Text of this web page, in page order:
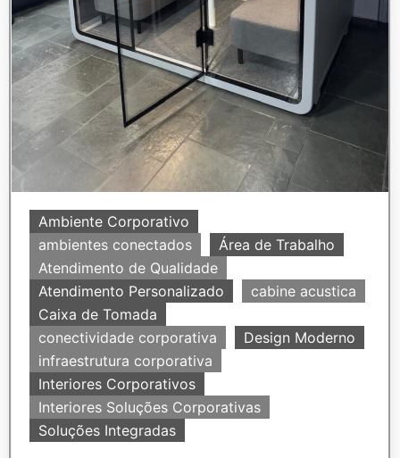
Ambiente Corporativo
ambientes conectados
Área de Trabalho
Atendimento de Qualidade
Atendimento Personalizado
cabine acustica
Caixa de Tomada
conectividade corporativa
Design Moderno
infraestrutura corporativa
Interiores Corporativos
Interiores Soluções Corporativas
Soluções Integradas